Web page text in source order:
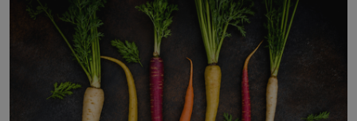
nesvědčilo, brzy jsme zjistili, že